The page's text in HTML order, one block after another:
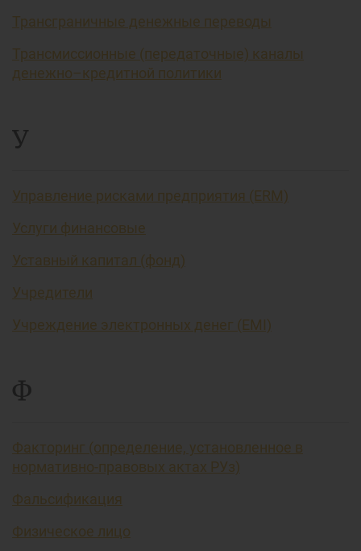
Трансграничные денежные переводы
Трансмиссионные (передаточные) каналы
денежно–кредитной политики
У
Управление рисками предприятия (ERM)
Услуги финансовые
Уставный капитал (фонд)
Учредители
Учреждение электронных денег (EMI)
Ф
Факторинг (определение, установленное в
нормативно-правовых актах РУз)
Фальсификация
Физическое лицо